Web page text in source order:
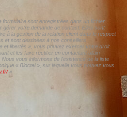
formulaire sont enregistrées dans un fichier
gérer votre demande de contact. Elles sont
à la gestion de la relation client dans le respect
et sont destinées à nos conseillers
et libertés », vous pouvez exercer votre droit
et les faire rectifier en contactant allain
Nous vous informons de l'existence de la liste
« Bloctel », sur laquelle vous pouvez vous
»